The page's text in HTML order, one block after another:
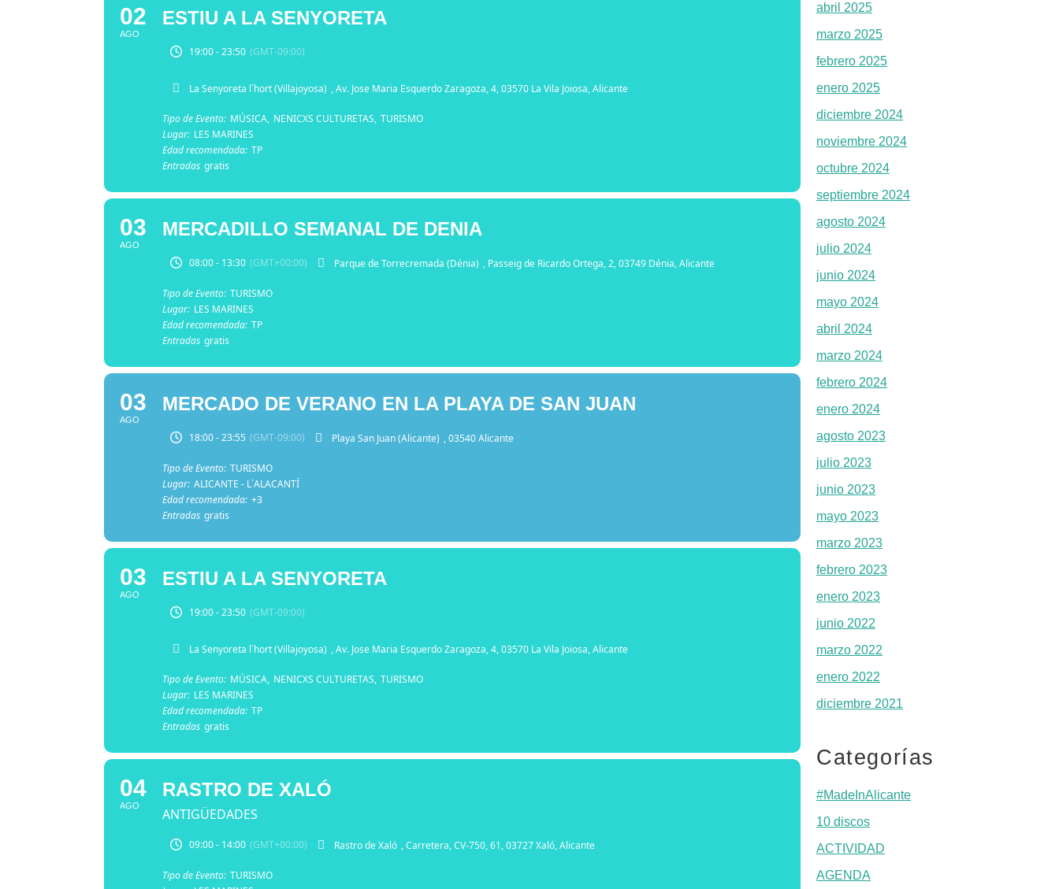
02
AGO
ESTIU A LA SENYORETA
19:00 - 23:50 (GMT-09:00)
La Senyoreta l´hort (Villajoyosa) , Av. Jose Maria Esquerdo Zaragoza, 4, 03570 La Vila Joiosa, Alicante
Tipo de Evento: MÚSICA, NENICXS CULTURETAS, TURISMO
Lugar: LES MARINES
Edad recomendada: TP
Entradas gratis
03
AGO
MERCADILLO SEMANAL DE DENIA
08:00 - 13:30 (GMT+00:00) Parque de Torrecremada (Dénia) , Passeig de Ricardo Ortega, 2, 03749 Dénia, Alicante
Tipo de Evento: TURISMO
Lugar: LES MARINES
Edad recomendada: TP
Entradas gratis
03
AGO
MERCADO DE VERANO EN LA PLAYA DE SAN JUAN
18:00 - 23:55 (GMT-09:00) Playa San Juan (Alicante) , 03540 Alicante
Tipo de Evento: TURISMO
Lugar: ALICANTE - L´ALACANTÍ
Edad recomendada: +3
Entradas gratis
03
AGO
ESTIU A LA SENYORETA
19:00 - 23:50 (GMT-09:00)
La Senyoreta l´hort (Villajoyosa) , Av. Jose Maria Esquerdo Zaragoza, 4, 03570 La Vila Joiosa, Alicante
Tipo de Evento: MÚSICA, NENICXS CULTURETAS, TURISMO
Lugar: LES MARINES
Edad recomendada: TP
Entradas gratis
04
AGO
RASTRO DE XALÓ
ANTIGÜEDADES
09:00 - 14:00 (GMT+00:00) Rastro de Xaló , Carretera, CV-750, 61, 03727 Xaló, Alicante
Tipo de Evento: TURISMO
abril 2025
marzo 2025
febrero 2025
enero 2025
diciembre 2024
noviembre 2024
octubre 2024
septiembre 2024
agosto 2024
julio 2024
junio 2024
mayo 2024
abril 2024
marzo 2024
febrero 2024
enero 2024
agosto 2023
julio 2023
junio 2023
mayo 2023
marzo 2023
febrero 2023
enero 2023
junio 2022
marzo 2022
enero 2022
diciembre 2021
Categorías
#MadeInAlicante
10 discos
ACTIVIDAD
AGENDA